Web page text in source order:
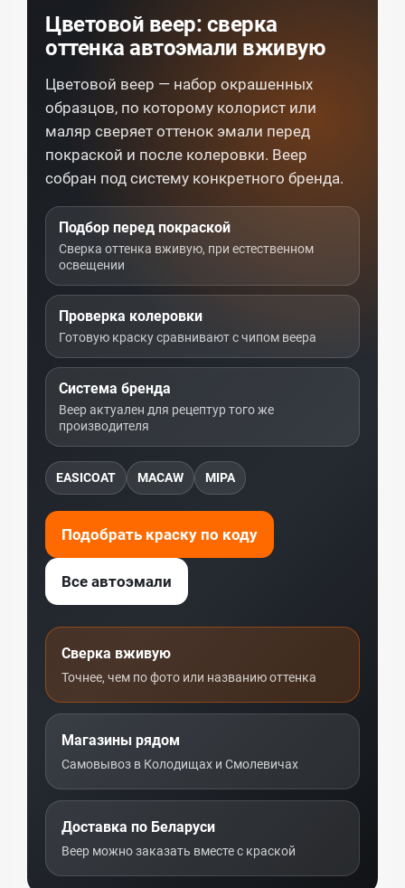
Цветовой веер: сверка
оттенка автоэмали вживую
Цветовой веер — набор окрашенных
образцов, по которому колорист или
маляр сверяет оттенок эмали перед
покраской и после колеровки. Веер
собран под систему конкретного бренда.
Подбор перед покраской
Сверка оттенка вживую, при естественном
освещении
Проверка колеровки
Готовую краску сравнивают с чипом веера
Система бренда
Веер актуален для рецептур того же
производителя
EASICOAT MACAW MIPA
Подобрать краску по коду
Все автоэмали
Сверка вживую
Точнее, чем по фото или названию оттенка
Магазины рядом
Самовывоз в Колодищах и Смолевичах
Доставка по Беларуси
Веер можно заказать вместе с краской